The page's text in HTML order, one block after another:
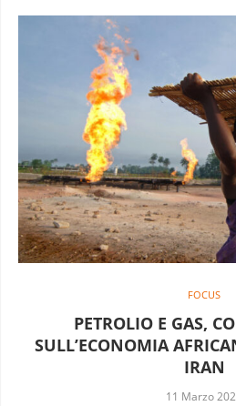
FOCUS
PETROLIO E GAS,
SULL’ECONOMIA
IRAN
11 Marzo